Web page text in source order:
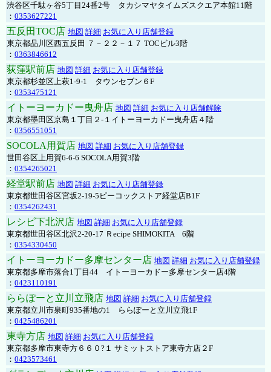
渋谷区千駄ヶ谷5丁目24番2号 タカシマヤタイムズスクエア本館11階
： 0353627221
五反田TOC店 地図 詳細 お気に入り店舗登録
東京都品川区西五反田 ７－２２－１７ TOCビル3階
： 0363846612
荻窪駅前店 地図 詳細 お気に入り店舗登録
東京都杉並区上萩1-9-1 タウンセブン６F
： 0353475121
イトーヨーカドー曳舟店 地図 詳細 お気に入り店舗解除
東京都墨田区京島１丁目２-１イトーヨーカドー曳舟店４階
： 0356551051
SOCOLA用賀店 地図 詳細 お気に入り店舗登録
世田谷区上用賀6-6-6 SOCOLA用賀3階
： 0354265021
経堂駅前店 地図 詳細 お気に入り店舗登録
東京都世田谷区宮坂2-19-5ピーコックストア経堂店B1F
： 0354262431
レシピ下北沢店 地図 詳細 お気に入り店舗登録
東京都世田谷区北沢2-20-17 Ｒecipe SHIMOKITA 6階
： 0354330450
イトーヨーカドー多摩センター店 地図 詳細 お気に入り店舗登録
東京都多摩市落合1丁目44 イトーヨーカドー多摩センター店4階
： 0423110191
ららぽーと立川立飛店 地図 詳細 お気に入り店舗登録
東京都立川市泉町935番地の1 ららぽーと立川立飛1F
： 0425486201
東寺方店 地図 詳細 お気に入り店舗登録
東京都多摩市東寺方６６０?１ サミットストア東寺方店２F
： 0423573461